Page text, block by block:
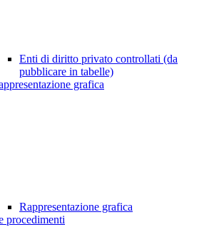
Enti di diritto privato controllati (da
pubblicare in tabelle)
grafica
Rappresentazione grafica
procedimenti